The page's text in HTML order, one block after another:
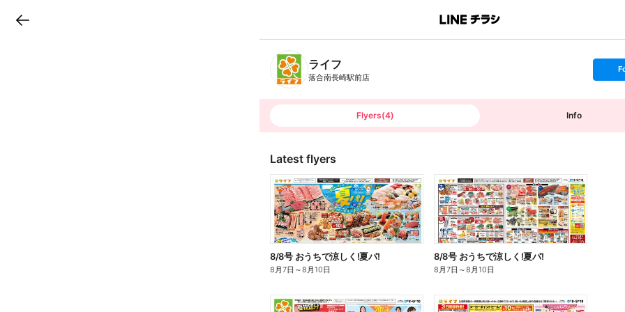
B
n
T
ライフ
落合南長崎駅前店
s
t
o
Flyers(4) Info
Latest flyers
8/8号 おうちで涼しく!夏パ!
8月7日 ～8月10日
8/8号 おうちで涼しく!夏パ!
8月7日 ～8月10日